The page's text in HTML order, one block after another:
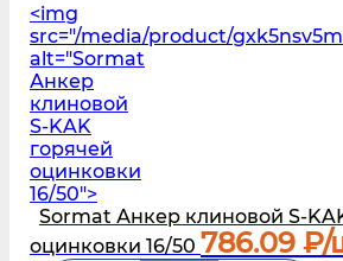
<img
src="/media/product/
alt="Sormat
Анкер
клиновой
S‑KAK
горячей
оцинковки
16/50">
Sormat Анкер клиновой
оцинковки 16/50 786.09 ₽/